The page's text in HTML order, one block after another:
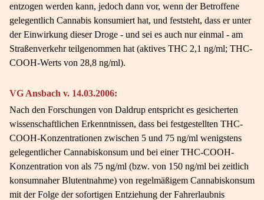
entzogen werden kann, jedoch dann vor, wenn der Betroffene
gelegentlich Cannabis konsumiert hat, und feststeht, dass er unter
der Einwirkung dieser Droge - und sei es auch nur einmal - am
Straßenverkehr teilgenommen hat (aktives THC 2,1 ng/ml; THC-
COOH-Werts von 28,8 ng/ml).
VG Ansbach v. 14.03.2006:
Nach den Forschungen von Daldrup entspricht es gesicherten
wissenschaftlichen Erkenntnissen, dass bei festgestellten THC-
COOH-Konzentrationen zwischen 5 und 75 ng/ml wenigstens
gelegentlicher Cannabiskonsum und bei einer THC-COOH-
Konzentration von als 75 ng/ml (bzw. von 150 ng/ml bei zeitlich
konsumnaher Blutentnahme) von regelmäßigem Cannabiskonsum
mit der Folge der sofortigen Entziehung der Fahrerlaubnis